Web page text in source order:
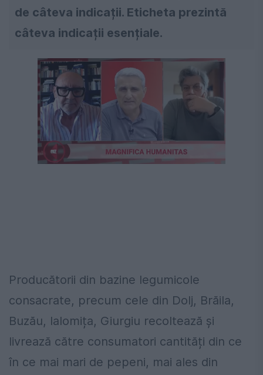
de câteva indicații. Eticheta prezintă
câteva indicații esențiale.
Următorul videoclip în 4 Anulează
Producătorii din bazine legumicole
consacrate, precum cele din Dolj, Brăila,
Buzău, Ialomița, Giurgiu recoltează și
livrează către consumatori cantități din ce
în ce mai mari de pepeni, mai ales din